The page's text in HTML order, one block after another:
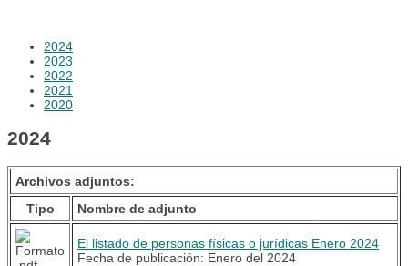
2024
2023
2022
2021
2020
2024
Archivos adjuntos:
Tipo
Nombre de adjunto
El listado de personas físicas o jurídicas Enero 2024
Fecha de publicación: Enero del 2024